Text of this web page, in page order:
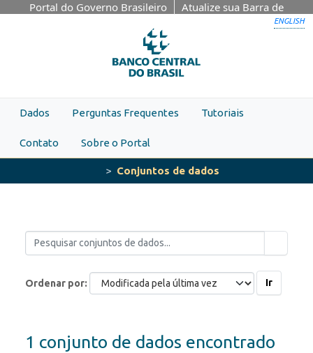
Skip to main content
Portal do Governo Brasileiro
Atualize sua Barra de
ENGLISH
Dados Perguntas Frequentes Tutoriais
Contato Sobre o Portal
Conjuntos de dados
Ordenar por Ir
1 conjunto de dados encontrado